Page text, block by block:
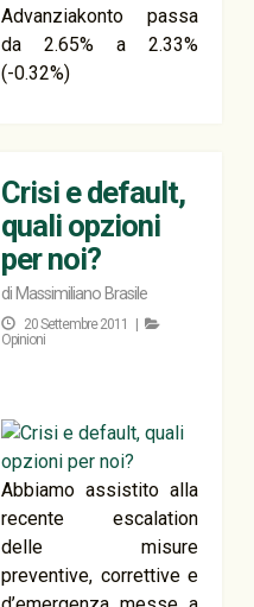
Advanziakonto passa
da 2.65% a 2.33%
(-0.32%)
Crisi e default,
quali opzioni
per noi?
di Massimiliano Brasile
20 Settembre 2011 |
Opinioni
Abbiamo assistito alla
recente escalation
delle misure
preventive, correttive e